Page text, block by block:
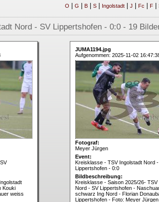
O G B| S| Ingolstadt| J Fc F|
Nord - SV Lippertshofen - 0:0 - 19
Kouki
weiss
JUMA1194.jpg
Aufgenommen: 2025-11-02
Fotograf:
Meyer Jürgen
Event:
Kreisklasse - TSV Ingolstadt Nord
Lippertshofen - 0:0
Bildbeschreibung:
Kreisklasse - Saison 2025/26- TSV
Nord - SV Lippertshofen -
schwarz Ing Nord - Florian
Lippertshofen - Foto: Meyer Jürgen